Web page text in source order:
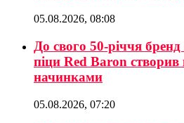
05.08.2026, 08:08
До свого 50-річчя
піци Red Baron створив
начинками
05.08.2026, 07:20